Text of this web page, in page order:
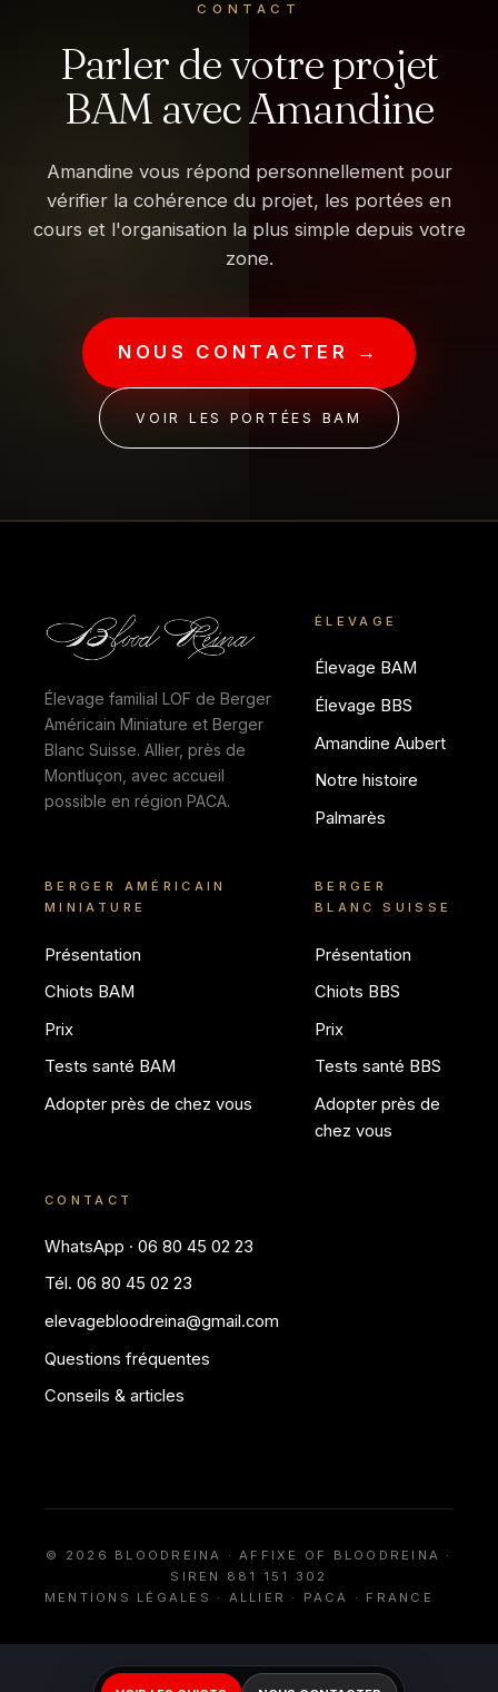
CONTACT
Parler de votre projet
BAM avec Amandine
Amandine vous répond personnellement pour
vérifier la cohérence du projet, les portées en
cours et l'organisation la plus simple depuis votre
zone.
NOUS CONTACTER →
VOIR LES PORTÉES BAM
Élevage familial LOF de Berger
Américain Miniature et Berger
Blanc Suisse. Allier, près de
Montluçon, avec accueil
possible en région PACA.
ÉLEVAGE
Élevage BAM
Élevage BBS
Amandine Aubert
Notre histoire
Palmarès
BERGER AMÉRICAIN
MINIATURE
Présentation
Chiots BAM
Prix
Tests santé BAM
Adopter près de chez vous
BERGER
BLANC SUISSE
Présentation
Chiots BBS
Prix
Tests santé BBS
Adopter près de
chez vous
CONTACT
WhatsApp · 06 80 45 02 23
Tél. 06 80 45 02 23
elevagebloodreina@gmail.com
Questions fréquentes
Conseils & articles
© 2026 BLOODREINA · AFFIXE OF BLOODREINA ·
SIREN 881 151 302
MENTIONS LÉGALES
· ALLIER · PACA · FRANCE